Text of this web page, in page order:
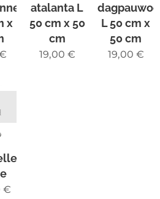
x
atalanta L
50 cm x 50
cm
19,00 €
L 50 cm x
50 cm
19,00 €
€